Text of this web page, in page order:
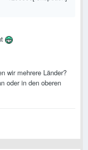
wir mehrere Länder?
oder in den oberen